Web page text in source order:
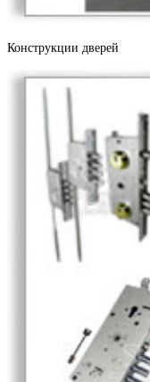
Конструкции дверей